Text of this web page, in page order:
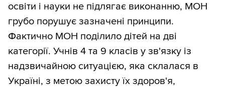
освіти і науки не підлягає виконанню, МОН
грубо порушує зазначені принципи.
Фактично МОН поділило дітей на дві
категорії. Учнів 4 та 9 класів у зв'язку із
надзвичайною ситуацією, яка склалася в
Україні, з метою захисту їх здоров'я,